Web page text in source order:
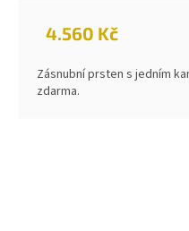
4.560 Kč
Zásnubní prsten s jedním
zdarma.